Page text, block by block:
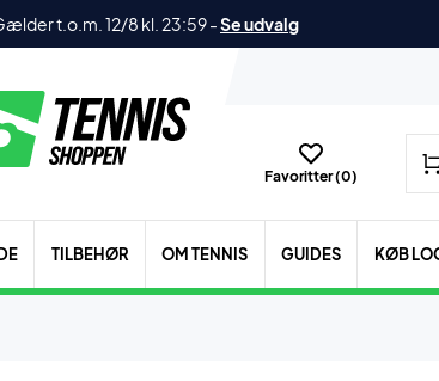
t.o.m. 12/8 kl. 23:59-Se udvalg
Favoritter (0)
TILBEHØR OM TENNIS GUIDES KØB